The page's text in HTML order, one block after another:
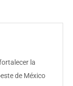
la
de México